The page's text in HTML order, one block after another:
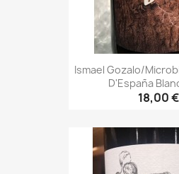
Ismael Gozalo/
D'España
18,00 €